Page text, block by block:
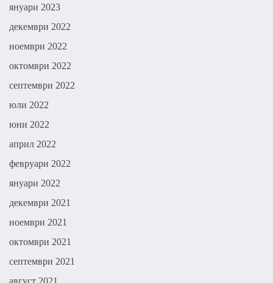
януари 2023
декември 2022
ноември 2022
октомври 2022
септември 2022
юли 2022
юни 2022
април 2022
февруари 2022
януари 2022
декември 2021
ноември 2021
октомври 2021
септември 2021
август 2021